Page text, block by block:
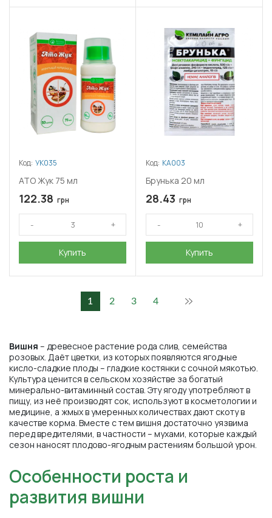
Вишня – древесное растение рода слив, семейства
розовых. Даёт цветки, из которых появляются ягодные
кисло-сладкие плоды – гладкие костянки с сочной мякотью.
Культура ценится в сельском хозяйстве за богатый
минерально-витаминный состав. Эту ягоду употребляют в
пищу, из неё производят сок, используют в косметологии и
медицине, а жмых в умеренных количествах дают скоту в
качестве корма. Вместе с тем вишня достаточно уязвима
перед вредителями, в частности – мухами, которые каждый
сезон наносят плодово-ягодным растениям большой урон.
Код: УК035
АТО Жук 75 мл
122.38 грн
Купить
Код: КА003
Брунька 20 мл
28.43 грн
Купить
1 2 3 4
Особенности роста и
развития вишни